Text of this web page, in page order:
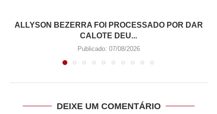
ALLYSON BEZERRA FOI PROCESSADO POR DAR
CALOTE DEU...
Publicado: 07/08/2026
DEIXE UM COMENTÁRIO